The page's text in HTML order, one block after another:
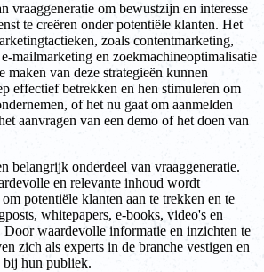
vraaggeneratie om bewustzijn en interesse
te creëren onder potentiële klanten. Het
zoals contentmarketing,
mailmarketing en zoekmachineoptimalisatie
van deze strategieën kunnen
effectief betrekken en hen stimuleren om
of het nu gaat om aanmelden
aanvragen van een demo of het doen van
belangrijk onderdeel van vraaggeneratie.
en relevante inhoud wordt
potentiële klanten aan te trekken en te
whitepapers, e-books, video's en
waardevolle informatie en inzichten te
zich als experts in de branche vestigen en
hun publiek.